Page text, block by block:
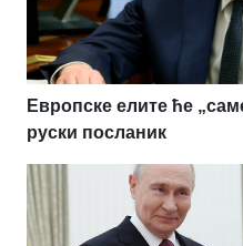
Европске елите ће
руски посланик